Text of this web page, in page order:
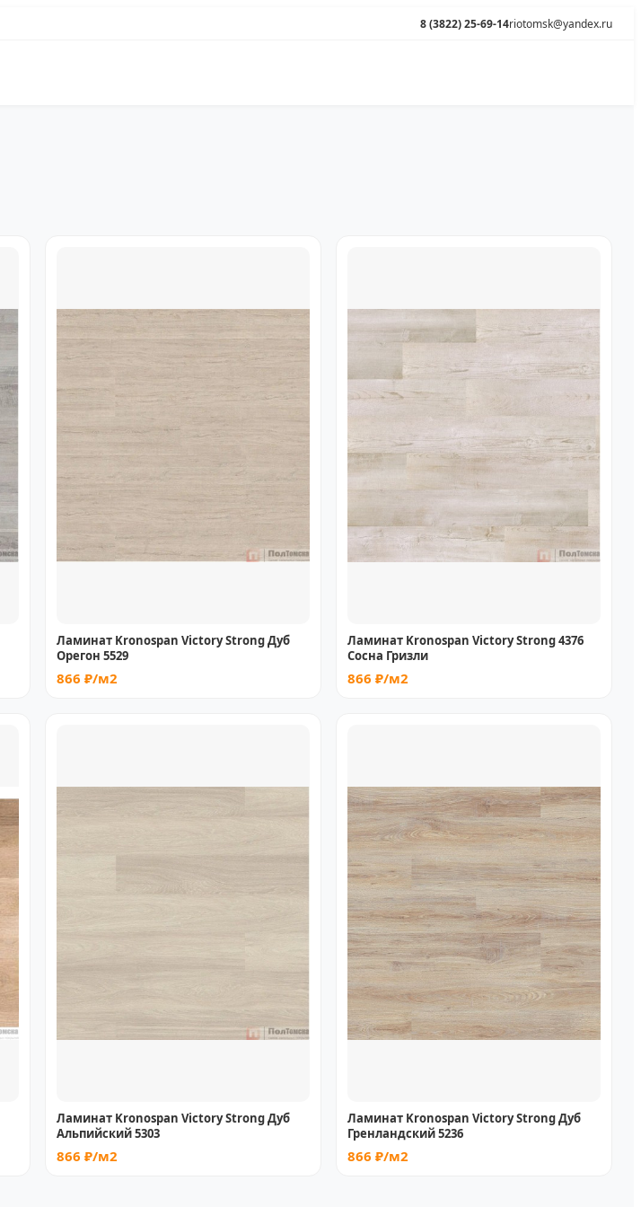
8 (3822) 25-69-14riotomsk@yandex.ru
Ламинат Kronospan Victory Strong Дуб
Орегон 5529
866 ₽/м2
Ламинат Kronospan Victory Strong 4376
Сосна Гризли
866 ₽/м2
Ламинат Kronospan Victory Strong Дуб
Альпийский 5303
866 ₽/м2
Ламинат Kronospan Victory Strong Дуб
Гренландский 5236
866 ₽/м2